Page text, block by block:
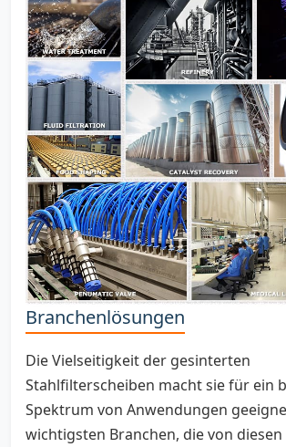
Branchenlösungen
Die Vielseitigkeit der gesinterten
Stahlfilterscheiben macht sie für ein
Spektrum von Anwendungen
wichtigsten Branchen, die von diesen